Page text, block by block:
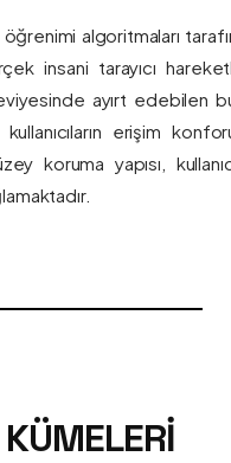
algoritmaları
insani tarayıcı
ayırt edebilen
erişim
koruma yapısı,